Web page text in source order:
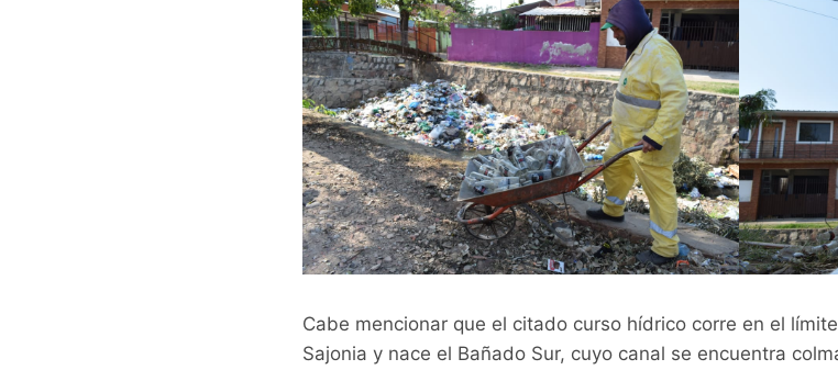
Cabe mencionar que el citado curso hídrico corre en el
Sajonia y nace el Bañado Sur, cuyo canal se encuentra